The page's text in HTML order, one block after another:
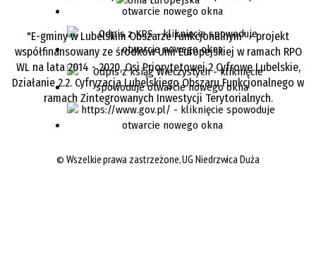
"E-gminy w Lubelskim Obszarze Funkcjonalnym" - projekt
współfinansowany ze środków Unii Europejskiej w ramach RPO
WL na lata 2014 - 2020, Osi Priorytetowej 2 Cyfrowe Lubelskie,
Działanie 2.2. Cyfryzacja Lubelskiego Obszaru Funkcjonalnego w
ramach Zintegrowanych Inwestycji Terytorialnych.
©Wszelkie prawa zastrzeżone, UG Niedrzwica Duża